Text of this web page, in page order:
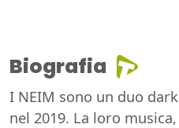
Biografia
I NEIM sono un duo
nel 2019. La loro